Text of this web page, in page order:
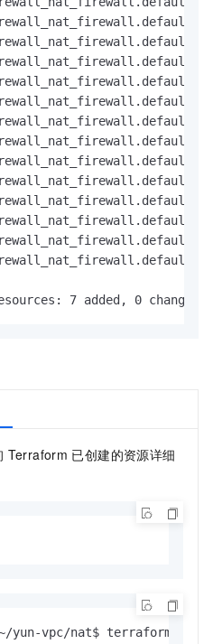
7 added, 0
Terraform 已创建的资源详细